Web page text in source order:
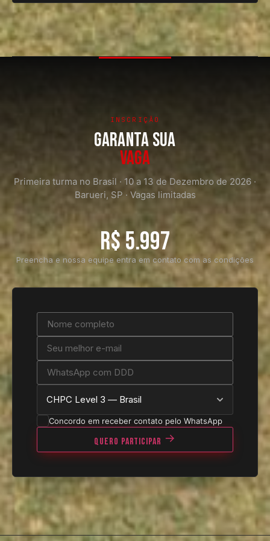
O investimento é de R$ 5.997. Preencha o formulário
abaixo para que nossa equipe entre em contato com
todas as condições de pagamento e detalhes da
turma.
INSCRIÇÃO
GARANTA SUA
VAGA
Primeira turma no Brasil · 10 a 13 de Dezembro de 2026 ·
Barueri, SP · Vagas limitadas
R$ 5.997
Preencha e nossa equipe entra em contato com as condições
Concordo em receber contato pelo WhatsApp
QUERO PARTICIPAR